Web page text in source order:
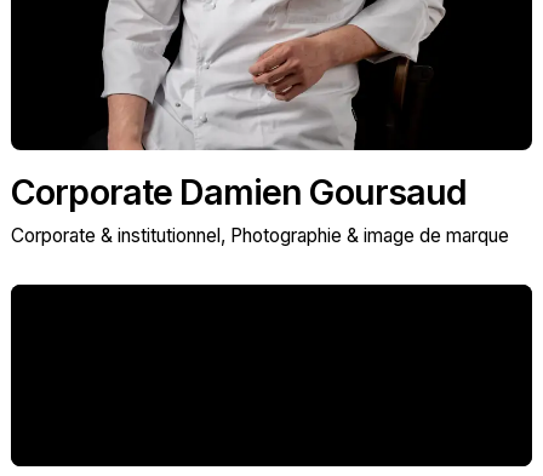
Corporate Damien Goursaud
Corporate & institutionnel Photographie & image de marque